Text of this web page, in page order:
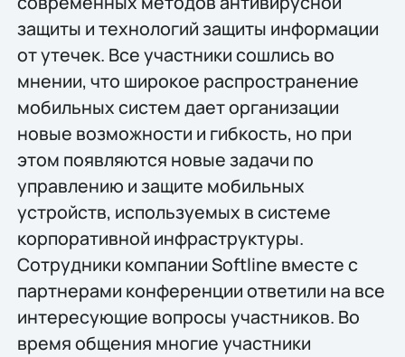
защиты и технологий защиты информации
от утечек. Все участники сошлись во
мнении, что широкое распространение
мобильных систем дает организации
новые возможности и гибкость, но при
этом появляются новые задачи по
управлению и защите мобильных
устройств, используемых в системе
корпоративной инфраструктуры.
Сотрудники компании Softline вместе с
партнерами конференции ответили на все
интересующие вопросы участников. Во
время общения многие участники